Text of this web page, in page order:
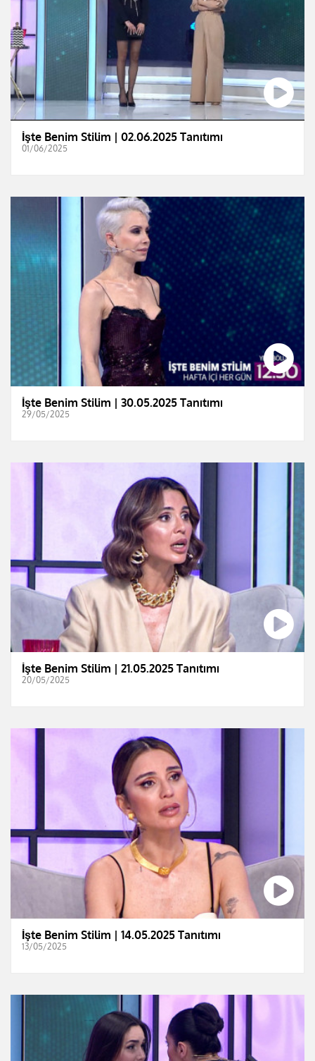
İşte Benim Stilim | 02.06.2025 Tanıtımı
01/06/2025
İşte Benim Stilim | 30.05.2025 Tanıtımı
29/05/2025
İşte Benim Stilim | 21.05.2025 Tanıtımı
20/05/2025
İşte Benim Stilim | 14.05.2025 Tanıtımı
13/05/2025